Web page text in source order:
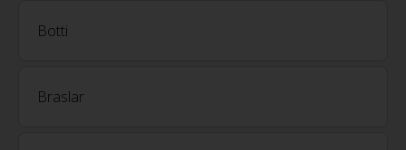
Botti
Braslar